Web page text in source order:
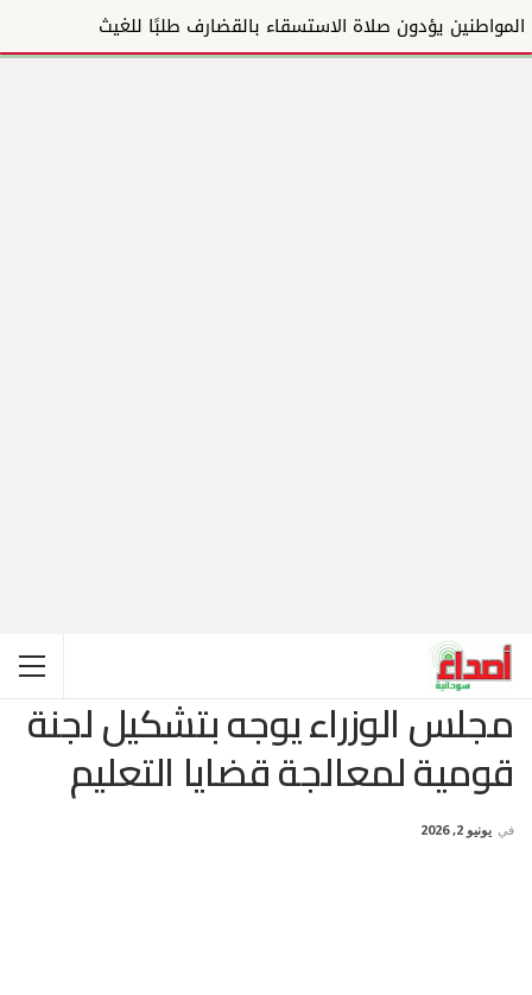
المواطنين يؤدون صلاة الاستسقاء بالقضارف طلبًا للغيث
مجلس الوزراء يوجه بتشكيل لجنة
قومية لمعالجة قضايا التعليم
في يونيو 2, 2026